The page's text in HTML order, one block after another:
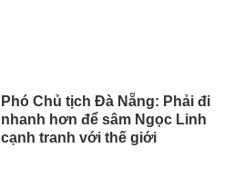
Phó Chủ tịch Đà Nẵng: Phải đi
nhanh hơn để sâm Ngọc Linh
cạnh tranh với thế giới